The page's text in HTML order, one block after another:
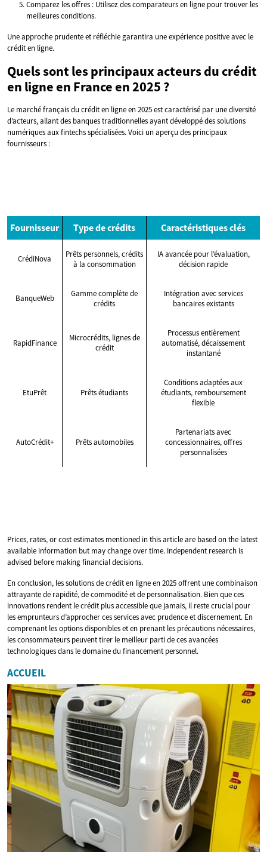
Comparez les offres : Utilisez des comparateurs en ligne pour trouver les
meilleures conditions.
Une approche prudente et réfléchie garantira une expérience positive avec le
crédit en ligne.
Quels sont les principaux acteurs du crédit
en ligne en France en 2025 ?
Le marché français du crédit en ligne en 2025 est caractérisé par une diversité
d’acteurs, allant des banques traditionnelles ayant développé des solutions
numériques aux fintechs spécialisées. Voici un aperçu des principaux
fournisseurs :
Fournisseur Type de crédits Caractéristiques clés
CrédiNova
Prêts personnels, crédits
à la consommation
IA avancée pour l’évaluation,
décision rapide
BanqueWeb
Gamme complète de
crédits
Intégration avec services
bancaires existants
RapidFinance
Microcrédits, lignes de
crédit
Processus entièrement
automatisé, décaissement
instantané
EtuPrêt Prêts étudiants
Conditions adaptées aux
étudiants, remboursement
flexible
AutoCrédit+ Prêts automobiles
Partenariats avec
concessionnaires, offres
personnalisées
Prices, rates, or cost estimates mentioned in this article are based on the latest
available information but may change over time. Independent research is
advised before making financial decisions.
En conclusion, les solutions de crédit en ligne en 2025 offrent une combinaison
attrayante de rapidité, de commodité et de personnalisation. Bien que ces
innovations rendent le crédit plus accessible que jamais, il reste crucial pour
les emprunteurs d’approcher ces services avec prudence et discernement. En
comprenant les options disponibles et en prenant les précautions nécessaires,
les consommateurs peuvent tirer le meilleur parti de ces avancées
technologiques dans le domaine du financement personnel.
ACCUEIL